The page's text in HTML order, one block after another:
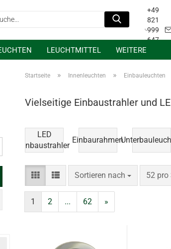
Suche...
+49
821
999
647
LEUCHTMITTEL WEITERE
Startseite » Innenleuchten » Einbauleuchten
Vielseitige Einbaustrahler und
LED
Einbaustrahler
Einbaurahmen
Sortieren nach
Sortieren nach 52 pro
pro
1 2 ... 62 »